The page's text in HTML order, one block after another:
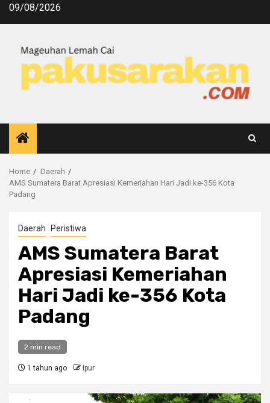
09/08/2026
Home
Daerah
AMS Sumatera Barat Apresiasi Kemeriahan Hari Jadi ke-356 Kota
Padang
Daerah Peristiwa
AMS Sumatera Barat
Apresiasi Kemeriahan
Hari Jadi ke-356 Kota
Padang
2 min read
1 tahun ago Ipur